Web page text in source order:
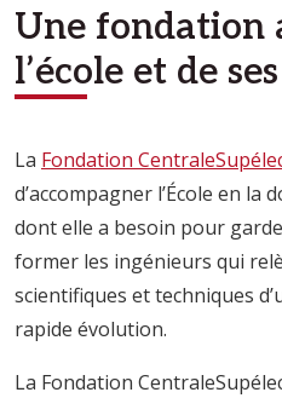
Une fondation
l’école et de
La Fondation
d’accompagner l’École en la
dont elle a besoin pour
former les ingénieurs qui
scientifiques et techniques
rapide évolution.
La Fondation